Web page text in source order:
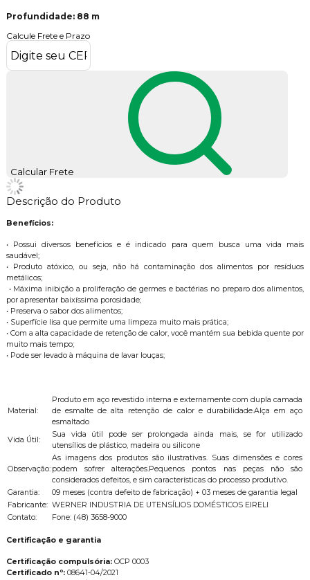
Profundidade: 88 m
Calcule Frete e Prazo
Calcular Frete
Descrição do Produto
Benefícios:
• Possui diversos benefícios e é indicado para quem busca uma vida mais
saudável;
• Produto atóxico, ou seja, não há contaminação dos alimentos por resíduos
metálicos;
• Máxima inibição a proliferação de germes e bactérias no preparo dos alimentos,
por apresentar baixíssima porosidade;
• Preserva o sabor dos alimentos;
• Superfície lisa que permite uma limpeza muito mais prática;
• Com a alta capacidade de retenção de calor, você mantém sua bebida quente por
muito mais tempo;
• Pode ser levado à máquina de lavar louças;
Material:
Produto em aço revestido interna e externamente com dupla camada
de esmalte de alta retenção de calor e durabilidade.Alça em aço
esmaltado
Vida Útil:
Sua vida útil pode ser prolongada ainda mais, se for utilizado
utensílios de plástico, madeira ou silicone
Observação:
As imagens dos produtos são ilustrativas. Suas dimensões e cores
podem sofrer alterações.Pequenos pontos nas peças não são
considerados defeitos, e sim características do processo produtivo.
Garantia:
09 meses (contra defeito de fabricação) + 03 meses de garantia legal
Fabricante: WERNER INDUSTRIA DE UTENSÍLIOS DOMÉSTICOS EIRELI
Contato:
Fone: (48) 3658-9000
Certificação e garantia
Certificação compulsória:OCP 0003
Certificado nº:08641-04/2021